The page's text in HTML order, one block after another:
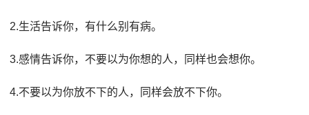
2.生活告诉你，有什么别有病。
3.感情告诉你，不要以为你想的人，同样也会想你。
4.不要以为你放不下的人，同样会放不下你。